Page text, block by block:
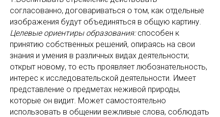
согласованно, договариваться о том, как отдельные
изображения будут объединяться в общую картину.
Целевые ориентиры образования:способен к
принятию собственных решений, опираясь на свои
знания и умения в различных видах деятельности;
открыт новому, то есть проявляет любознательность,
интерес к исследовательской деятельности. Имеет
представление о предметах неживой природы,
которые он видит. Может самостоятельно
использовать в общении вежливые слова, соблюдать